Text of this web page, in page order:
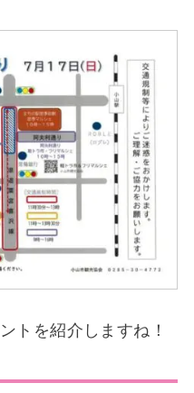
トを紹介しますね！